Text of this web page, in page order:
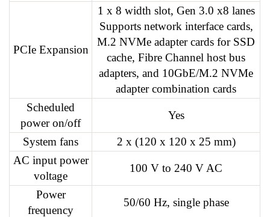
PCIe Expansion
1 x 8 width slot, Gen 3.0 x8 lanes
Supports network interface cards,
M.2 NVMe adapter cards for SSD
cache, Fibre Channel host bus
adapters, and 10GbE/M.2 NVMe
adapter combination cards
Scheduled
power on/off
Yes
System fans
2 x (120 x 120 x 25 mm)
AC input power
voltage
100 V to 240 V AC
Power
frequency
50/60 Hz, single phase